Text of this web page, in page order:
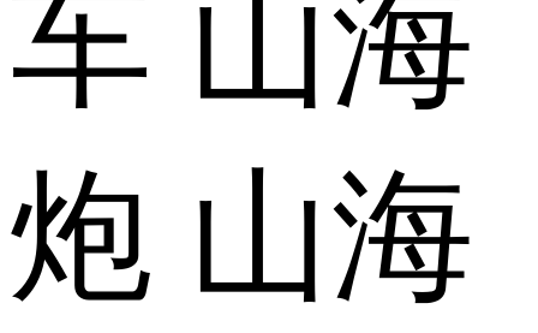
车 山海
炮 山海